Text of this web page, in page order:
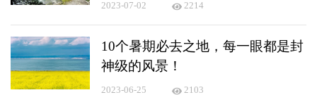
2023-07-02 2214
10个暑期必去之地，每一眼都是封
神级的风景！
2023-06-25 2103